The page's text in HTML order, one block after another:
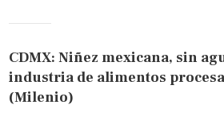
CDMX: Niñez mexicana, sin
industria de alimentos
(Milenio)